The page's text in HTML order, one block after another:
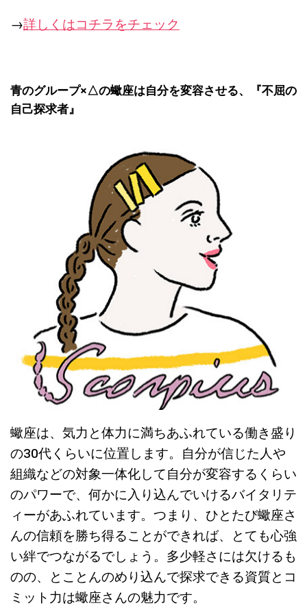
→詳しくはコチラをチェック
青のグループ×△の蠍座は自分を変容させる、『不屈の
自己探求者』
蠍座は、気力と体力に満ちあふれている働き盛り
の30代くらいに位置します。自分が信じた人や
組織などの対象一体化して自分が変容するくらい
のパワーで、何かに入り込んでいけるバイタリテ
ィーがあふれています。つまり、ひとたび蠍座さ
んの信頼を勝ち得ることができれば、とても心強
い絆でつながるでしょう。多少軽さには欠けるも
のの、とことんのめり込んで探求できる資質とコ
ミット力は蠍座さんの魅力です。